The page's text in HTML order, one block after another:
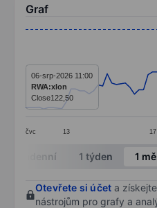
Graf
Line chart with 53 data
The chart has 1 X axis
The chart has 1 Y axis
čvc 13 17
06-srp-2026 11:00
RWA:xlon
Close122,50
End of interactive chart.
Intradenní 1 týden 1
Otevřete si účet a
nástrojům pro grafy a